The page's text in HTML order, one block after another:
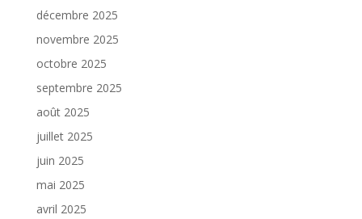
décembre 2025
novembre 2025
octobre 2025
septembre 2025
août 2025
juillet 2025
juin 2025
mai 2025
avril 2025